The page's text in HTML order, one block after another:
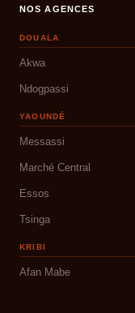
NOS AGENCES
DOUALA
Akwa
Ndogpassi
YAOUNDÉ
Messassi
Marché Central
Essos
Tsinga
KRIBI
Afan Mabe